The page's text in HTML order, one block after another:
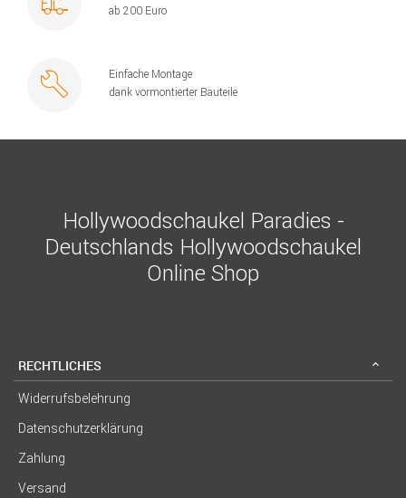
ab 200 Euro
Einfache Montage
dank vormontierter Bauteile
Hollywoodschaukel Paradies -
Deutschlands Hollywoodschaukel
Online Shop
RECHTLICHES
Widerrufsbelehrung
Datenschutzerklärung
Zahlung
Versand